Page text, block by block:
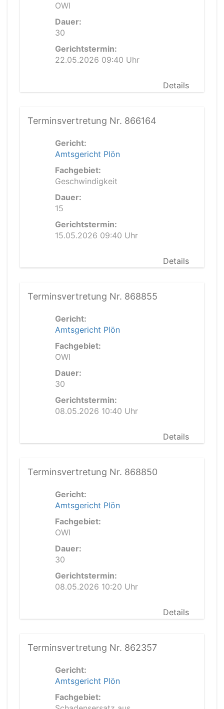
OWI
Dauer:
30
Gerichtstermin:
22.05.2026 09:40 Uhr
Details
Terminsvertretung Nr. 866164
Gericht:
Amtsgericht Plön
Fachgebiet:
Geschwindigkeit
Dauer:
15
Gerichtstermin:
15.05.2026 09:40 Uhr
Details
Terminsvertretung Nr. 868855
Gericht:
Amtsgericht Plön
Fachgebiet:
OWI
Dauer:
30
Gerichtstermin:
08.05.2026 10:40 Uhr
Details
Terminsvertretung Nr. 868850
Gericht:
Amtsgericht Plön
Fachgebiet:
OWI
Dauer:
30
Gerichtstermin:
08.05.2026 10:20 Uhr
Details
Terminsvertretung Nr. 862357
Gericht:
Amtsgericht Plön
Fachgebiet: